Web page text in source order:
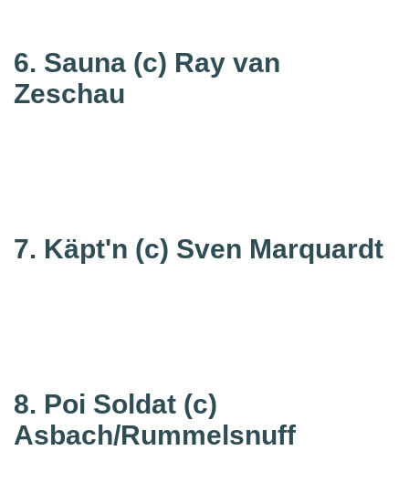
6. Sauna (c) Ray van
Zeschau
7. Käpt'n (c) Sven Marquardt
8. Poi Soldat (c)
Asbach/Rummelsnuff